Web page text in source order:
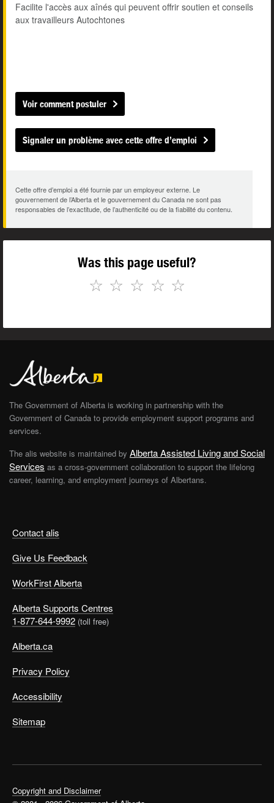
Facilite l'accès aux aînés qui peuvent offrir soutien et conseils
aux travailleurs Autochtones
Voir comment postuler
Signaler un problème avec cette offre d’emploi
Cette offre d’emploi a été fournie par un employeur externe. Le
gouvernement de l’Alberta et le gouvernement du Canada ne sont pas
responsables de l’exactitude, de l’authenticité ou de la fiabilité du contenu.
Was this page useful?
☆
☆
☆
☆
☆
Contact alis
Give Us Feedback
WorkFirst Alberta
Alberta Supports Centres
1-877-644-9992 (toll free)
Alberta.ca
Privacy Policy
Accessibility
Sitemap
The Government of Alberta is working in partnership with the
Government of Canada to provide employment support programs and
services.
The alis website is maintained by Alberta Assisted Living and Social
Services as a cross-government collaboration to support the lifelong
career, learning, and employment journeys of Albertans.
Copyright and Disclaimer